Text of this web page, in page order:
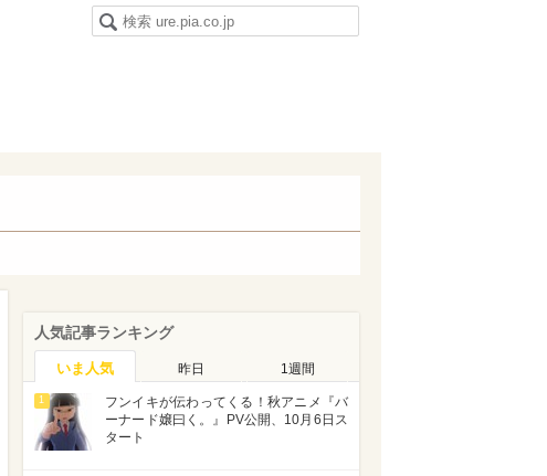
人気記事ランキング
いま人気 昨日 1週間
1
フンイキが伝わってくる！秋アニメ『バ
ーナード嬢曰く。』PV公開、10月6日ス
タート